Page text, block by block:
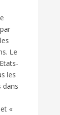
Le
les
dans
«